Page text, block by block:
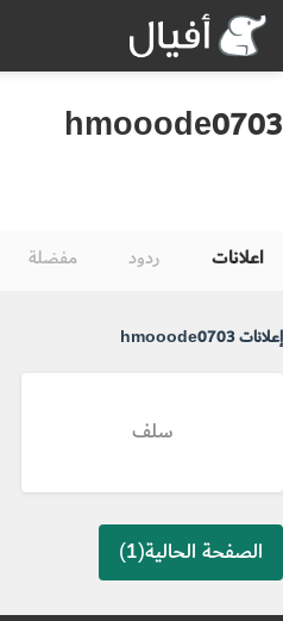
hmooode0703
اعلانات ردود مفضلة
إعلانات hmooode0703
سلف
الصفحة الحالية(1)